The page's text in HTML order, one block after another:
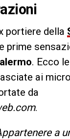
portiere della
prime
. Ecco
ai
da
.
a